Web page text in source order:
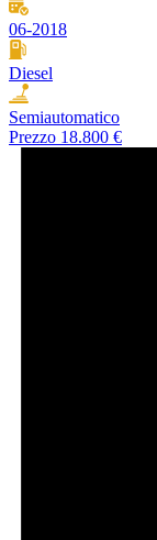
06-2018
Diesel
Semiautomatico
Prezzo 18.800 €